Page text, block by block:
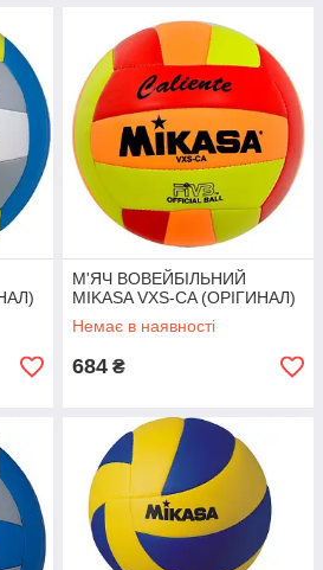
М'ЯЧ ВОВЕЙБІЛЬНИЙ
MIKASA VXS-CA (ОРІГИНАЛ)
Немає в наявності
684 ₴